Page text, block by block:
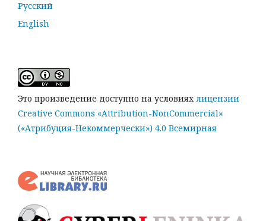
Русский
English
Это произведение доступно на условиях лицензии
Creative Commons «Attribution-NonCommercial»
(«Атрибуция-Некоммерчески») 4.0 Всемирная